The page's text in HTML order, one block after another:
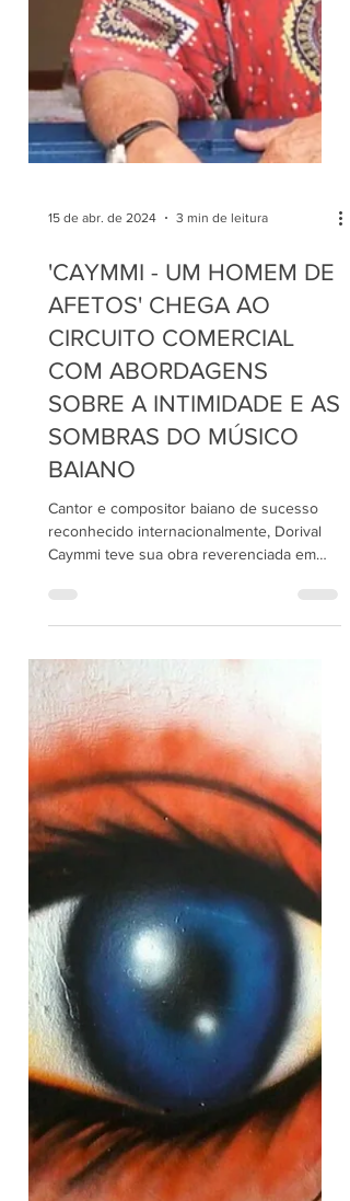
15 de abr. de 2024 3 min de leitura
'CAYMMI - UM HOMEM DE
AFETOS' CHEGA AO
CIRCUITO COMERCIAL
COM ABORDAGENS
SOBRE A INTIMIDADE E AS
SOMBRAS DO MÚSICO
BAIANO
reconhecido internacionalmente, Dorival